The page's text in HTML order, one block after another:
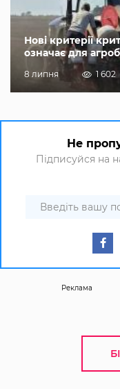
Нові критерії
означає для
8 липня 1 602
Не
Підписуйся на
Реклама